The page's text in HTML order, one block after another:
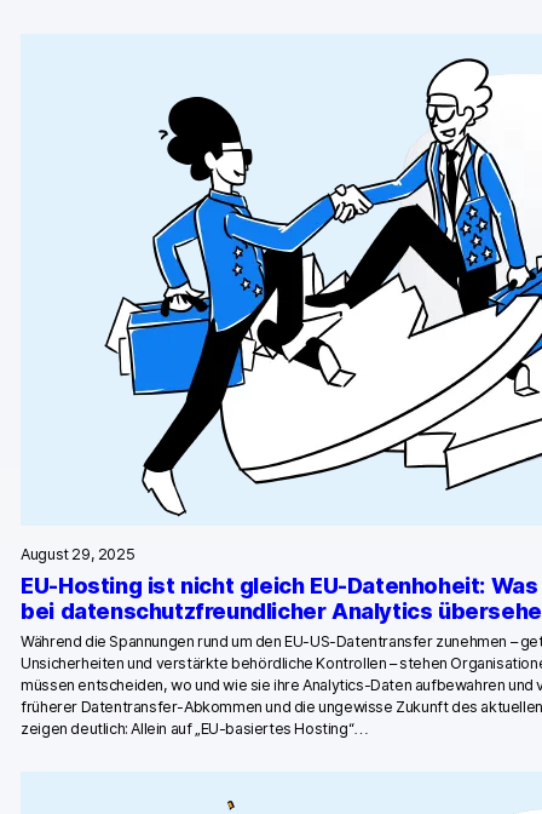
Content Katalog
Fallstudien
Vergleiche
Webinare
Playbook zur Datenaktivierung
Shopify App Playbook
Piwik PRO Academy
Entwickler & API
August 29, 2025
EU-Hosting ist nicht gleich EU-Datenhoheit:
bei datenschutzfreundlicher Analytics
Während die Spannungen rund um den EU-US-Datentransfer zunehmen –
Unsicherheiten und verstärkte behördliche Kontrollen – stehen
müssen entscheiden, wo und wie sie ihre Analytics-Daten aufbewahren und
früherer Datentransfer-Abkommen und die ungewisse Zukunft des
zeigen deutlich: Allein auf „EU-basiertes Hosting“…